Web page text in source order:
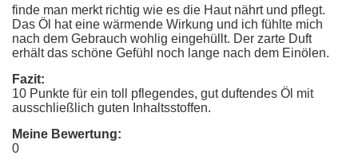
finde man merkt richtig wie es die Haut nährt und pflegt.
Das Öl hat eine wärmende Wirkung und ich fühlte mich
nach dem Gebrauch wohlig eingehüllt. Der zarte Duft
erhält das schöne Gefühl noch lange nach dem Einölen.
Fazit:
10 Punkte für ein toll pflegendes, gut duftendes Öl mit
ausschließlich guten Inhaltsstoffen.
Meine Bewertung:
0